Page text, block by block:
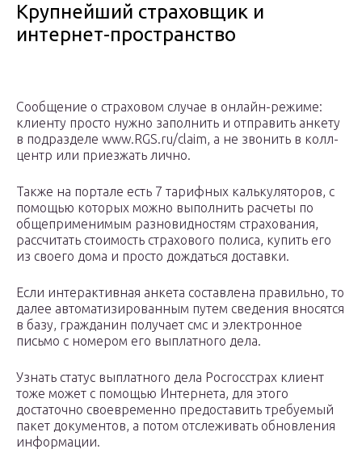
Крупнейший страховщик и
интернет-пространство
Сообщение о страховом случае в онлайн-режиме:
клиенту просто нужно заполнить и отправить анкету
в подразделе www.RGS.ru/claim, а не звонить в колл-
центр или приезжать лично.
Также на портале есть 7 тарифных калькуляторов, с
помощью которых можно выполнить расчеты по
общеприменимым разновидностям страхования,
рассчитать стоимость страхового полиса, купить его
из своего дома и просто дождаться доставки.
Если интерактивная анкета составлена правильно, то
далее автоматизированным путем сведения вносятся
в базу, гражданин получает смс и электронное
письмо с номером его выплатного дела.
Узнать статус выплатного дела Росгосстрах клиент
тоже может с помощью Интернета, для этого
достаточно своевременно предоставить требуемый
пакет документов, а потом отслеживать обновления
информации.